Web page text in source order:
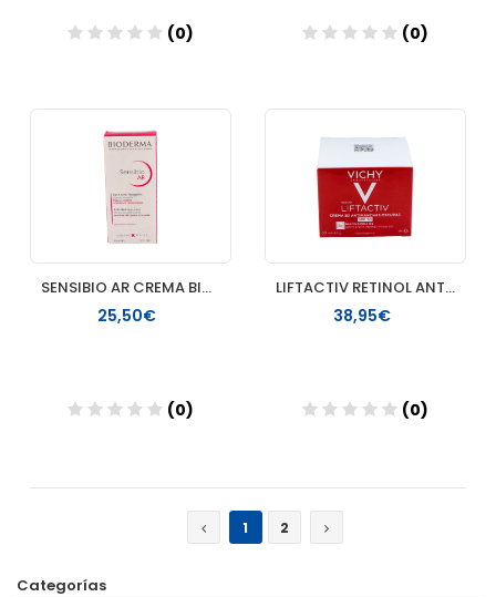
(0) (0)
SENSIBIO AR CREMA BIODERMA 40 ML
25,50€
(0)
LIFTACTIV RETINOL ANTIARRUGAS 30 ML VICHY
38,95€
(0)
1
2
Categorías